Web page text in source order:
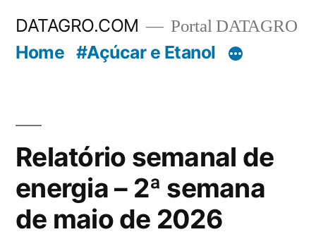
DATAGRO.COM Portal DATAGRO
Home #Açúcar e Etanol
Relatório semanal de
energia – 2ª semana
de maio de 2026